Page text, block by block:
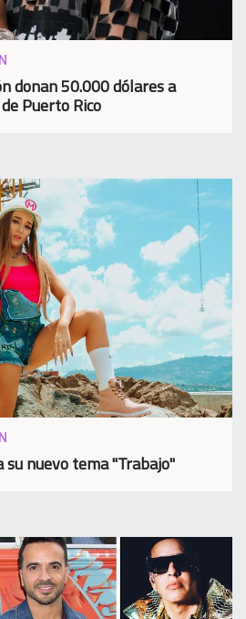
donan 50.000 dólares a
Puerto Rico
nuevo tema "Trabajo"